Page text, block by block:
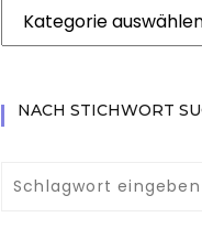
nach
NACH STICHWORT